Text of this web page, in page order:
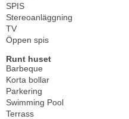
SPIS
Stereoanläggning
TV
Öppen spis
Runt huset
Barbeque
Korta bollar
Parkering
Swimming Pool
Terrass